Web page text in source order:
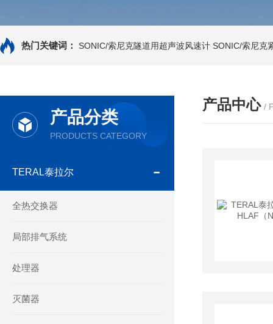
热门关键词： SONIC/索尼克隧道用超声波风速计 SONIC/索尼克
产品分类
PRODUCTS CATEGORY
TERAL泰拉尔
全热交换器
局部排气系统
处理器
灭菌器
产品中心 /